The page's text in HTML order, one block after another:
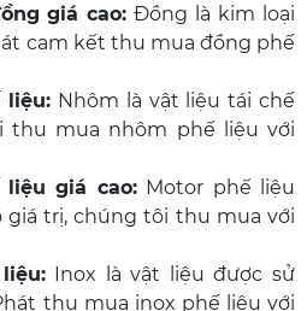
giá cao: Đồng là kim loại
cam kết thu mua đồng phế
liệu: Nhôm là vật liệu tái chế
thu mua nhôm phế liệu với
giá cao:Motor phế liệu
giá trị, chúng tôi thu mua với
:Inox là vật liệu được sử
thu mua inox phế liệu với